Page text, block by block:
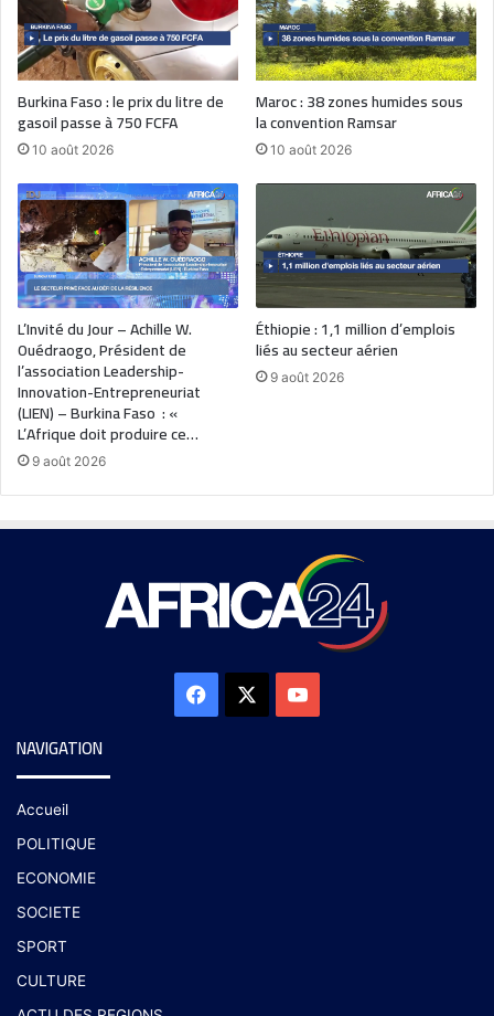
Burkina Faso : le prix du litre de
gasoil passe à 750 FCFA
10 août 2026
Maroc : 38 zones humides sous
la convention Ramsar
10 août 2026
L’Invité du Jour – Achille W.
Ouédraogo, Président de
l’association Leadership-
Innovation-Entrepreneuriat
(LIEN) – Burkina Faso : «
L’Afrique doit produire ce…
9 août 2026
Éthiopie : 1,1 million d’emplois
liés au secteur aérien
9 août 2026
NAVIGATION
Accueil
POLITIQUE
ECONOMIE
SOCIETE
SPORT
CULTURE